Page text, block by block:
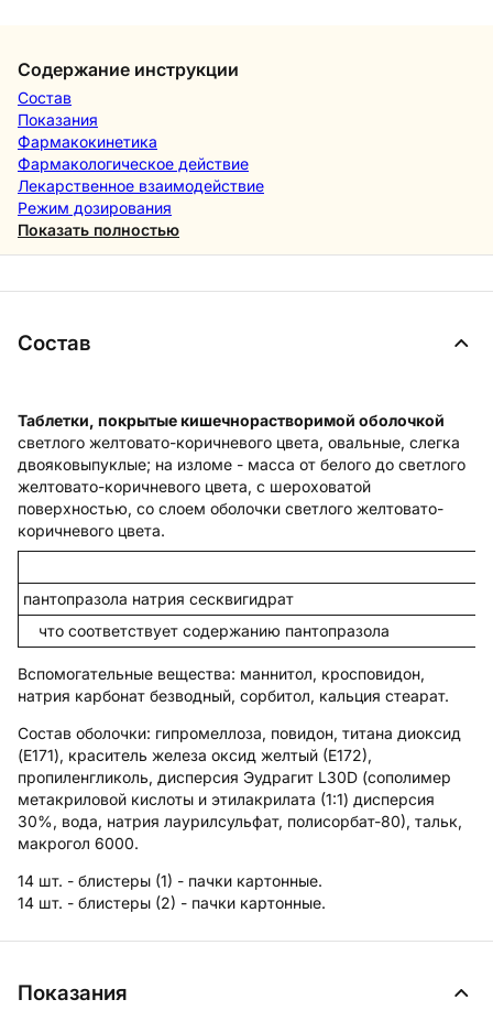
Содержание инструкции
Состав
Показания
Фармакокинетика
Фармакологическое действие
Лекарственное взаимодействие
Режим дозирования
Показать полностью
Состав
Таблетки, покрытые кишечнорастворимой оболочкой
светлого желтовато-коричневого цвета, овальные, слегка
двояковыпуклые; на изломе - масса от белого до светлого
желтовато-коричневого цвета, с шероховатой
поверхностью, со слоем оболочки светлого желтовато-
коричневого цвета.
пантопразола натрия сесквигидрат
что соответствует содержанию пантопразола
Вспомогательные вещества: маннитол, кросповидон,
натрия карбонат безводный, сорбитол, кальция стеарат.
Состав оболочки: гипромеллоза, повидон, титана диоксид
(E171), краситель железа оксид желтый (Е172),
пропиленгликоль, дисперсия Эудрагит L30D (сополимер
метакриловой кислоты и этилакрилата (1:1) дисперсия
30%, вода, натрия лаурилсульфат, полисорбат-80), тальк,
макрогол 6000.
14 шт. - блистеры (1) - пачки картонные.
14 шт. - блистеры (2) - пачки картонные.
Показания